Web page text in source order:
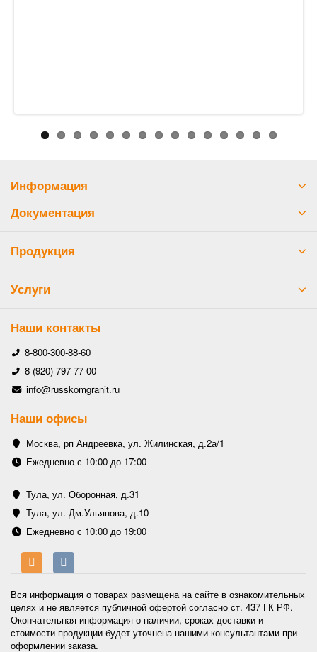
Информация
Документация
Продукция
Услуги
Наши контакты
8-800-300-88-60
8 (920) 797-77-00
info@russkomgranit.ru
Наши офисы
Москва, рп Андреевка, ул. Жилинская, д.2а/1
Ежедневно с 10:00 до 17:00
Тула, ул. Оборонная, д.31
Тула, ул. Дм.Ульянова, д.10
Ежедневно с 10:00 до 19:00
Вся информация о товарах размещена на сайте в ознакомительных
целях и не является публичной офертой согласно ст. 437 ГК РФ.
Окончательная информация о наличии, сроках доставки и
стоимости продукции будет уточнена нашими консультантами при
оформлении заказа.